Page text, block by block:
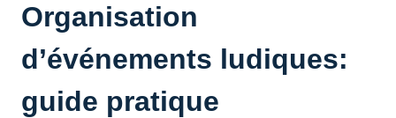
Organisation
d’événements ludiques:
guide pratique